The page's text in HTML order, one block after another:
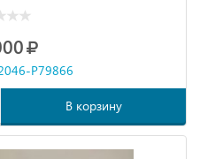
P79866
В корзину